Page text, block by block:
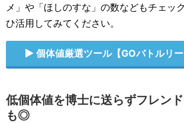
メ」や「ほしのすな」の数などもチェッ
ひ活用してみてください。
個体値厳選ツール【GOバトルリ
低個体値を博士に送らずフレン
も◎